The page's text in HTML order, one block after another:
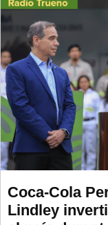
Coca-Cola
Lindley